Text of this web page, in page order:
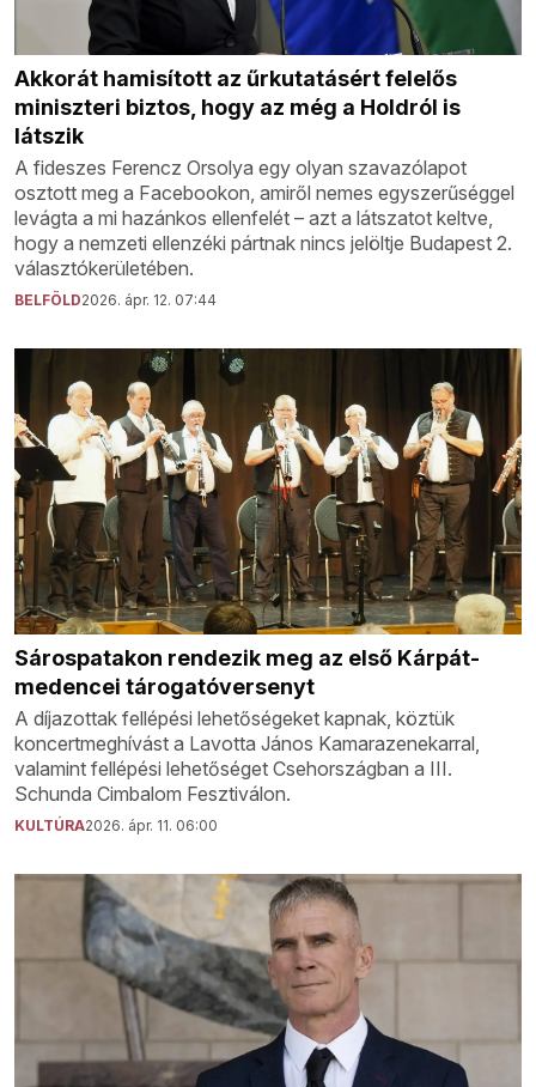
Akkorát hamisított az űrkutatásért felelős
miniszteri biztos, hogy az még a Holdról is
látszik
A fideszes Ferencz Orsolya egy olyan szavazólapot
osztott meg a Facebookon, amiről nemes egyszerűséggel
levágta a mi hazánkos ellenfelét – azt a látszatot keltve,
hogy a nemzeti ellenzéki pártnak nincs jelöltje Budapest 2.
választókerületében.
BELFÖLD2026. ápr. 12. 07:44
Sárospatakon rendezik meg az első Kárpát-
medencei tárogatóversenyt
A díjazottak fellépési lehetőségeket kapnak, köztük
koncertmeghívást a Lavotta János Kamarazenekarral,
valamint fellépési lehetőséget Csehországban a III.
Schunda Cimbalom Fesztiválon.
KULTÚRA2026. ápr. 11. 06:00